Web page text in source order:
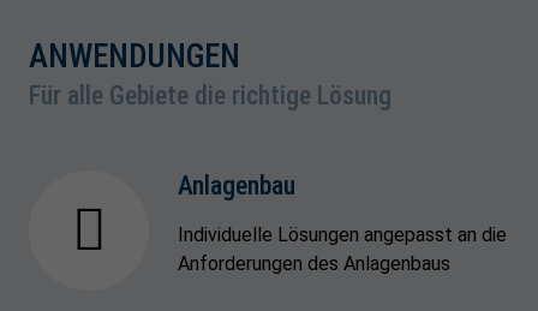
ANWENDUNGEN
Für alle Gebiete die richtige Lösung
Anlagenbau
Individuelle Lösungen angepasst an die
Anforderungen des Anlagenbaus